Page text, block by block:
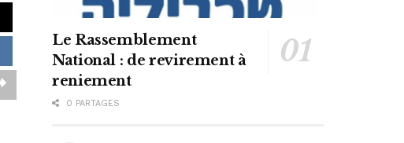
Le Rassemblement
National : de revirement à
reniement
0 PARTAGES